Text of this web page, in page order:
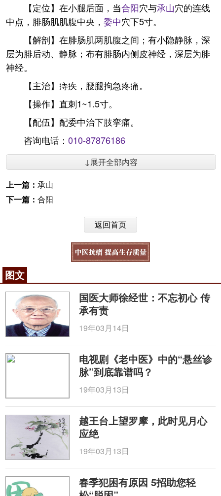
【定位】在小腿后面，当合阳穴与承山穴的连线
中点，腓肠肌肌腹中央， 委中穴下5寸。
【解剖】在腓肠肌两肌腹之间；有小隐静脉，深
层为腓后动、静脉；布有腓肠内侧皮神经，深层为腓
神经。
【主治】痔疾，腰腿拘急疼痛。
【操作】直刺1~1.5寸。
【配伍】配委中治下肢挛痛。
咨询电话： 010-87876186
↓展开全部内容
上一篇： 承山
下一篇： 合阳
返回首页
图文
国医大师徐经世：不忘初心 传
承有责
19年03月14日
电视剧《老中医》中的“悬丝诊
脉”到底靠谱吗？
19年03月13日
越王台上望罗摩，此时见月心
应绝
19年03月13日
春季犯困有原因 5招助您轻